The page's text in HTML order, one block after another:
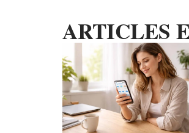
ARTICLES